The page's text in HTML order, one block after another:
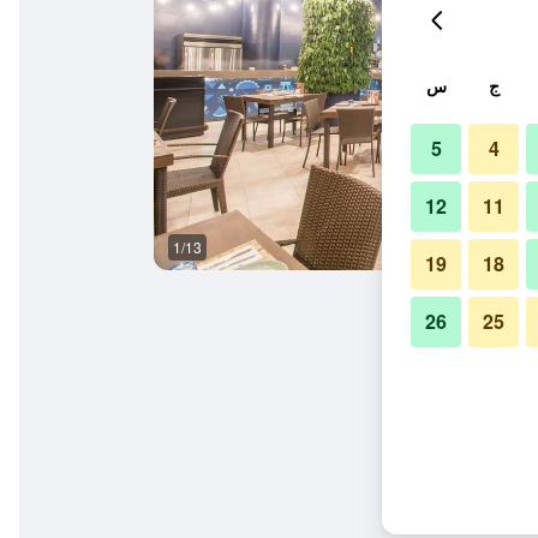
1/13
ج س
4
5
11
12
18
19
25
26